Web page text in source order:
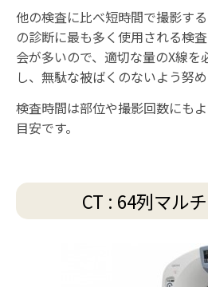
他の検査に比べ短時間で撮影す
の診断に最も多く使用される検
会が多いので、適切な量のX線を
し、無駄な被ばくのないよう努め
検査時間は部位や撮影回数にも
目安です。
CT : 64列マル